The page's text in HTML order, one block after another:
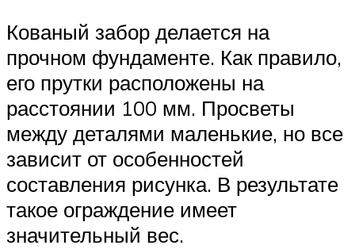
Кованый забор делается на
прочном фундаменте. Как правило,
его прутки расположены на
расстоянии 100 мм. Просветы
между деталями маленькие, но все
зависит от особенностей
составления рисунка. В результате
такое ограждение имеет
значительный вес.